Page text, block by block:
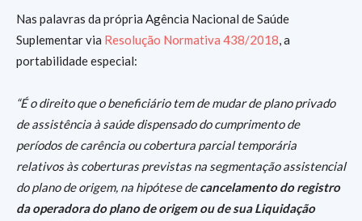
Nas palavras da própria Agência Nacional de Saúde
Suplementar via Resolução Normativa 438/2018, a
portabilidade especial:
“É o direito que o beneficiário tem de mudar de plano privado
de assistência à saúde dispensado do cumprimento de
períodos de carência ou cobertura parcial temporária
relativos às coberturas previstas na segmentação assistencial
do plano de origem, na hipótese decancelamento do registro
da operadora do plano de origem ou de sua Liquidação